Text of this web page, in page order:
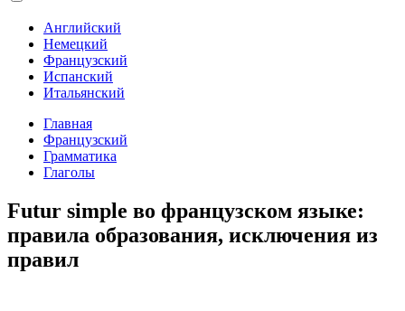
Английский
Немецкий
Французский
Испанский
Итальянский
Главная
Французский
Грамматика
Глаголы
Futur simple во французском языке:
правила образования, исключения из
правил